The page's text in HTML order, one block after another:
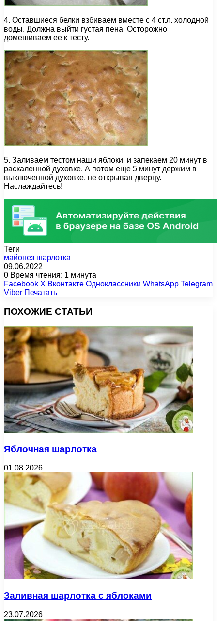
4. Оставшиеся белки взбиваем вместе с 4 ст.л. холодной
воды. Должна выйти густая пена. Осторожно
домешиваем ее к тесту.
5. Заливаем тестом наши яблоки, и запекаем 20 минут в
раскаленной духовке. А потом еще 5 минут держим в
выключенной духовке, не открывая дверцу.
Наслаждайтесь!
Теги
майонез шарлотка
09.06.2022
0 Время чтения: 1 минута
Facebook X Вконтакте Одноклассники WhatsApp Telegram
Viber Печатать
ПОХОЖИЕ СТАТЬИ
Яблочная шарлотка
01.08.2026
Заливная шарлотка с яблоками
23.07.2026